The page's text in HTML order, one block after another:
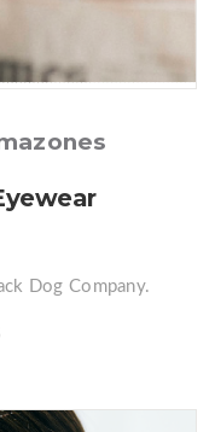
Dog Company.